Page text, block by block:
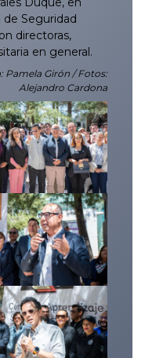
de Seguridad
directoras,
en general.
Pamela Girón / Fotos:
Alejandro Cardona